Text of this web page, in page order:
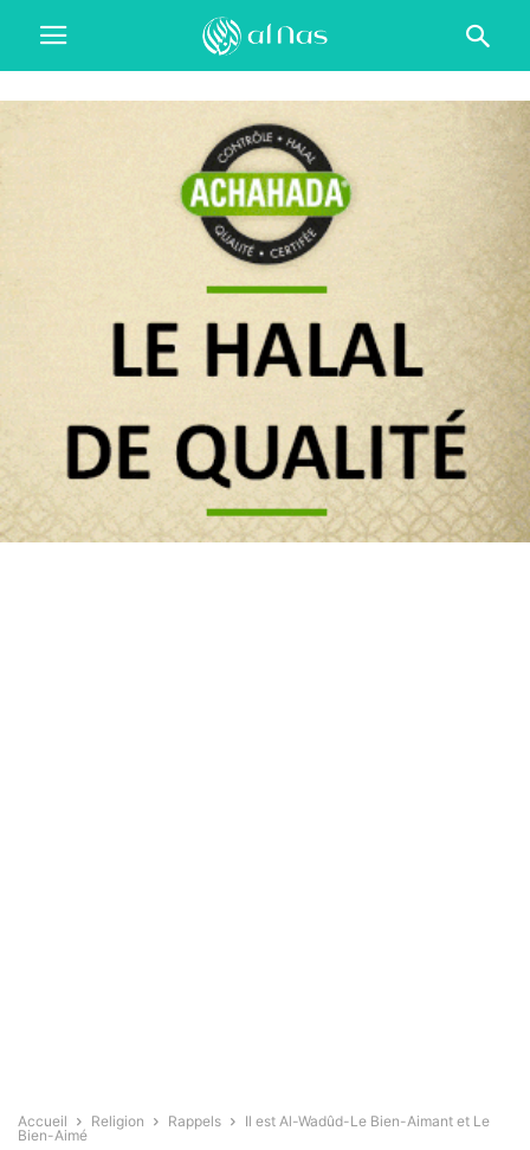
Accueil Religion Rappels
Il est Al-Wadûd-Le Bien-Aimant et Le
Bien-Aimé